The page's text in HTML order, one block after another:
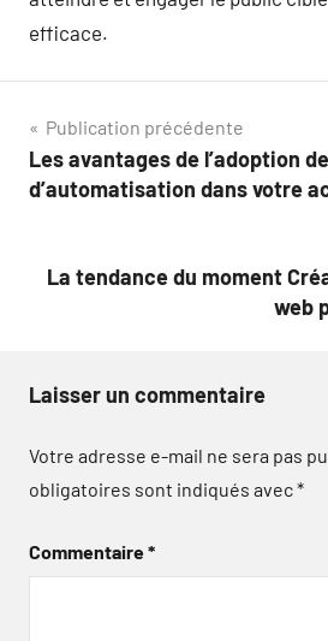
efficace.
Navigation
de
Publication précédente
Les avantages de l’adoption
d’automatisation dans votre
La tendance du moment
web
Laisser un commentaire
Votre adresse e-mail ne sera pas
obligatoires sont indiqués avec*
Commentaire*